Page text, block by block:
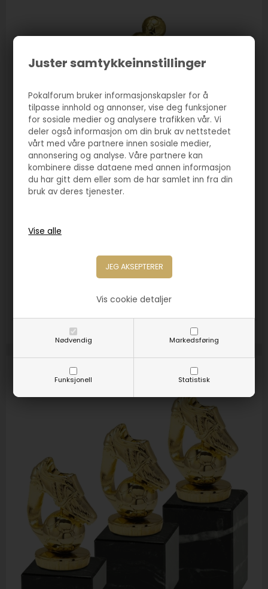
Juster samtykkeinnstillinger
Pokalforum bruker informasjonskapsler for å
tilpasse innhold og annonser, vise deg funksjoner
for sosiale medier og analysere trafikken vår. Vi
deler også informasjon om din bruk av nettstedet
vårt med våre partnere innen sosiale medier,
annonsering og analyse. Våre partnere kan
kombinere disse dataene med annen informasjon
du har gitt dem eller som de har samlet inn fra din
bruk av deres tjenester.
Nødvendig Markedsføring
Funksjonell Statistisk
Vis cookie detaljer
Varenr. 5080
Idrettsfigur jente fotball
60,00 NOK